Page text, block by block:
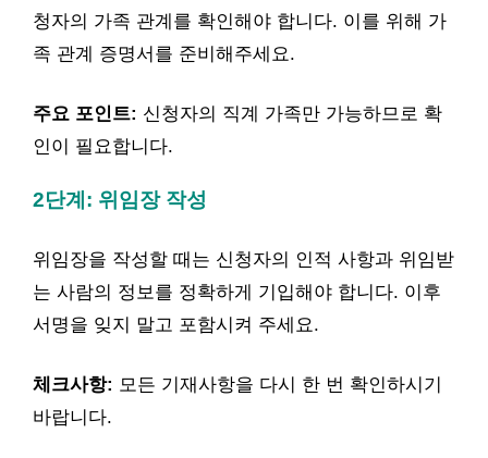
청자의 가족 관계를 확인해야 합니다. 이를 위해 가
족 관계 증명서를 준비해주세요.
주요 포인트: 신청자의 직계 가족만 가능하므로 확
인이 필요합니다.
2단계: 위임장 작성
위임장을 작성할 때는 신청자의 인적 사항과 위임받
는 사람의 정보를 정확하게 기입해야 합니다. 이후
서명을 잊지 말고 포함시켜 주세요.
체크사항: 모든 기재사항을 다시 한 번 확인하시기
바랍니다.